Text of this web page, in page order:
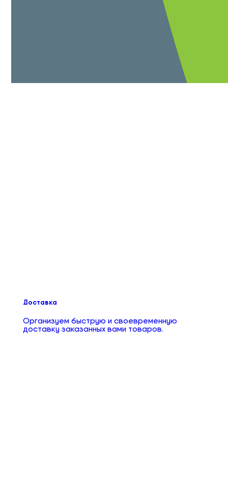
Доставка
Организуем быструю и своевременную
доставку заказанных вами товаров.